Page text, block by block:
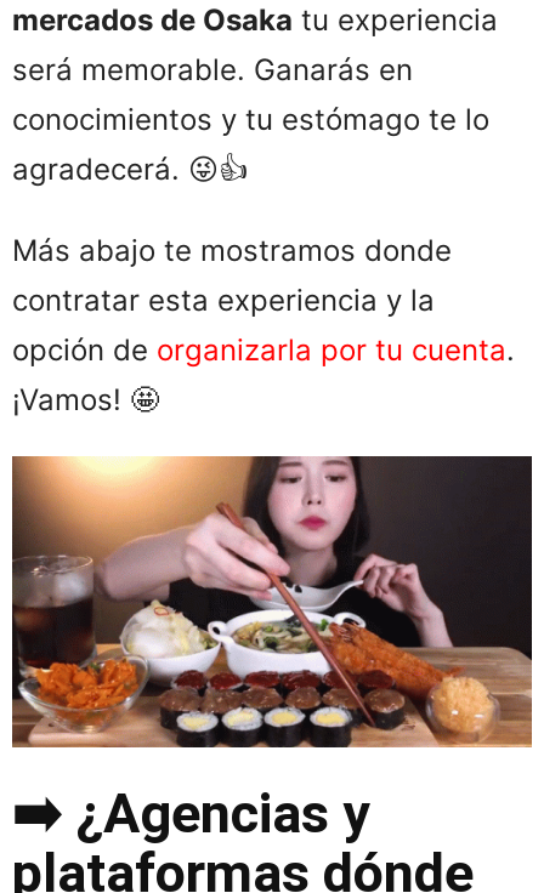
mercados de Osaka tu experiencia
será memorable. Ganarás en
conocimientos y tu estómago te lo
agradecerá. 😜👍
Más abajo te mostramos donde
contratar esta experiencia y la
opción de organizarla por tu cuenta.
¡Vamos! 🤩
➡️ ¿Agencias y
plataformas dónde